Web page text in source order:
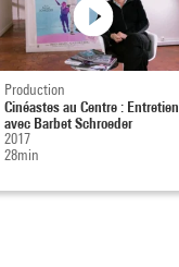
Production
Cinéastes au Centre : Entretien
avec Barbet Schroeder
2017
28min